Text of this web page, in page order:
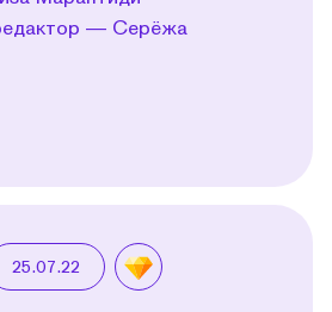
— Серёжа
25.07.22